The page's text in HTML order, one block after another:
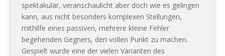
spektakulär, veranschaulicht aber doch wie es gelingen
kann, aus nicht besonders komplexen Stellungen,
mithilfe eines passiven, mehrere kleine Fehler
begehenden Gegners, den vollen Punkt zu machen.
Gespielt wurde eine der vielen Varianten des